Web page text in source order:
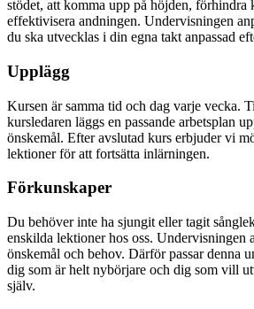
stödet, att komma upp på höjden, förhindra
effektivisera andningen. Undervisningen
du ska utvecklas i din egna takt anpassad
Upplägg
Kursen är samma tid och dag varje vecka.
kursledaren läggs en passande arbetsplan
önskemål. Efter avslutad kurs erbjuder vi
lektioner för att fortsätta inlärningen.
Förkunskaper
Du behöver inte ha sjungit eller tagit
enskilda lektioner hos oss. Undervisningen
önskemål och behov. Därför passar denna
dig som är helt nybörjare och dig som vill
själv.